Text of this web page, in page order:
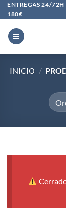
Saltar
al
contenido
ENTREGAS 24/72H
180€
INICIO /